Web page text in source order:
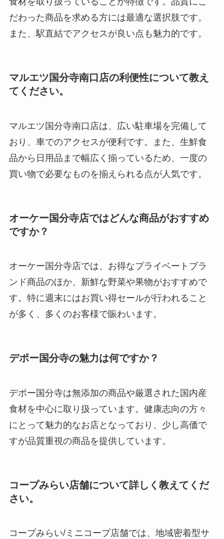
だわった商品を求める方には最適な選択肢です。
また、駅直結でアクセスが良い点も魅力的です。
マルエツ国分寺南口店の利便性について教え
てください。
マルエツ国分寺南口店は、広い駐車場を完備して
おり、車でのアクセスが便利です。また、生鮮食
品から日用品まで幅広く揃っているため、一度の
買い物で必要なものを揃えられる点が人気です。
オーケー国分寺店ではどんな商品がおすすめ
ですか？
オーケー国分寺店では、お得なプライベートブラ
ンド商品のほか、新鮮な野菜や果物がおすすめで
す。特に週末にはお買い得セールが行われること
が多く、多くのお客様で賑わいます。
デポー国分寺の魅力は何ですか？
デポー国分寺は無添加の商品や厳選された国内産
食材を中心に取り扱っています。健康志向の方々
にとって魅力的なお店となっており、少し高価で
すが品質重視の商品を提供しています。
コープみらい店舗について詳しく教えてくだ
さい。
コープみらい/ミニコープ店舗では、地域密着型サ